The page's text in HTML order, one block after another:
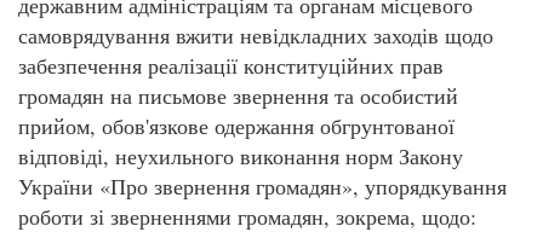
самоврядування вжити невідкладних заходів щодо
забезпечення реалізації конституційних прав
громадян на письмове звернення та особистий
прийом, обов'язкове одержання обгрунтованої
відповіді, неухильного виконання норм Закону
України «Про звернення громадян», упорядкування
роботи зі зверненнями громадян, зокрема, щодо: